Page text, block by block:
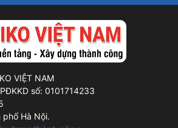
VIỆT NAM
số: 0101714233
phố Hà Nội.